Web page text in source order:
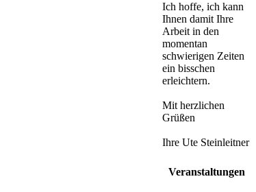
Ich hoffe, ich kann
Ihnen damit Ihre
Arbeit in den
momentan
schwierigen Zeiten
ein bisschen
erleichtern.
Mit herzlichen
Grüßen
Ihre Ute Steinleitner
Veranstaltungen